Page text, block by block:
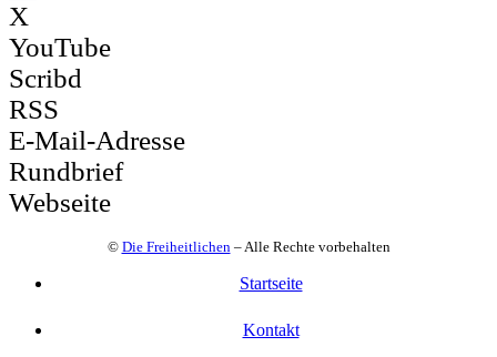
X
YouTube
Scribd
RSS
E-Mail-Adresse
Rundbrief
Webseite
© Die Freiheitlichen– Alle Rechte vorbehalten
Startseite
Kontakt